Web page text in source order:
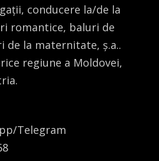
conducere la/de la
romantice, baluri de
de la maternitate, ș.a..
regiune a Moldovei,
Telegram